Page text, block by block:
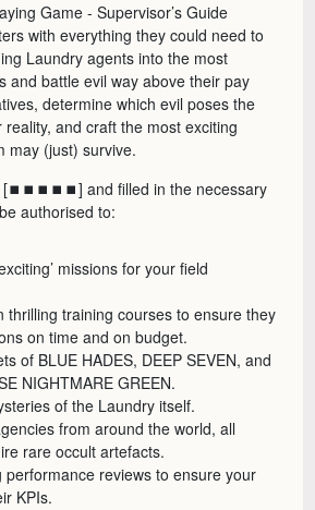
Game - Supervisor’s Guide
with everything they could need to
Laundry agents into the most
and battle evil way above their pay
determine which evil poses the
and craft the most exciting
may (just) survive.
[⏹⏹⏹⏹⏹] and filled in the necessary
authorised to:
missions for your field
thrilling training courses to ensure they
on time and on budget.
of BLUE HADES, DEEP SEVEN, and
NIGHTMARE GREEN.
of the Laundry itself.
from around the world, all
rare occult artefacts.
performance reviews to ensure your
KPIs.